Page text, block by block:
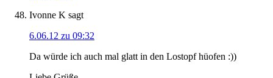
Ivonne K sagt
6.06.12 zu 09:32
Da würde ich auch mal glatt in den Lostopf hüofen :))